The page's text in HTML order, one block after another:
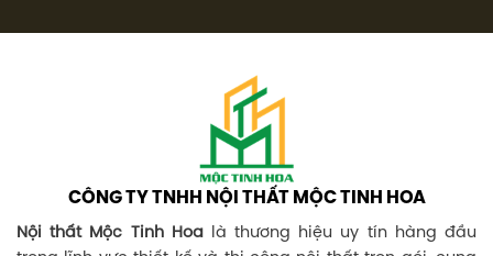
CÔNG TY TNHH NỘI THẤT MỘC TINH HOA
Nội thất Mộc Tinh Hoalà thương hiệu uy tín hàng đầu